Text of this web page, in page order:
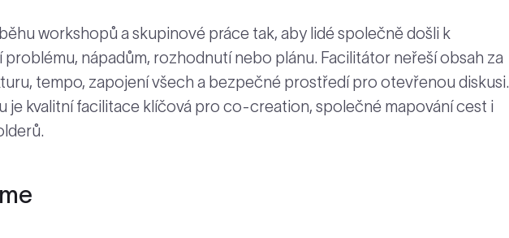
workshopů a skupinové práce tak, aby lidé společně došli k
nápadům, rozhodnutí nebo plánu. Facilitátor neřeší obsah za
tempo, zapojení všech a bezpečné prostředí pro otevřenou diskusi.
je kvalitní facilitace klíčová pro co-creation, společné mapování cest i